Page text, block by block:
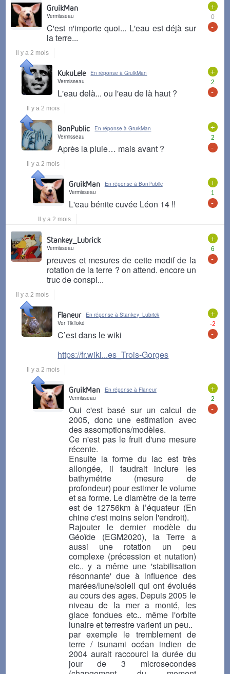
+
0
-
GruikMan
Vermisseau
C'est n'importe quoi... L'eau est déjà sur
la terre...
Il y a 2 mois
+
2
-
KukuLele
En réponse à GruikMan
Vermisseau
L'eau delà... ou l'eau de là haut ?
Il y a 2 mois
+
2
-
BonPublic
En réponse à GruikMan
Vermisseau
Après la pluie… mais avant ?
Il y a 2 mois
+
1
-
GruikMan
En réponse à BonPublic
Vermisseau
L'eau bénite cuvée Léon 14 !!
Il y a 2 mois
+
6
-
Stankey_Lubrick
Vermisseau
preuves et mesures de cette modif de la
rotation de la terre ? on attend. encore un
truc de conspi...
Il y a 2 mois
+
-2
-
Flaneur
En réponse à Stankey_Lubrick
Ver TikToké
C’est dans le wiki
https://fr.wiki...es_Trois-Gorges
Il y a 2 mois
+
2
-
GruikMan
En réponse à Flaneur
Vermisseau
Oui c'est basé sur un calcul de
2005, donc une estimation avec
des assomptions/modèles.
Ce n'est pas le fruit d'une mesure
récente.
Ensuite la forme du lac est très
allongée, il faudrait inclure les
bathymétrie (mesure de
profondeur) pour estimer le volume
et sa forme. Le diamètre de la terre
est de 12756km à l’équateur (En
chine c'est moins selon l'endroit).
Rajouter le dernier modèle du
Géoïde (EGM2020), la Terre a
aussi une rotation un peu
complexe (précession et nutation)
etc.. y a même une 'stabilisation
résonnante' due à influence des
marées/lune/soleil qui ont évolués
au cours des ages. Depuis 2005 le
niveau de la mer a monté, les
glace fondues etc.. même l'orbite
lunaire et terrestre varient un peu..
par exemple le tremblement de
terre / tsunami océan indien de
2004 aurait raccourci la durée du
jour de 3 microsecondes